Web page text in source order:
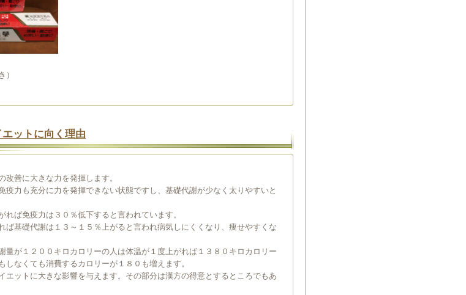
）
ットに向く理由
改善に大きな力を発揮します。
疫力も充分に力を発揮できない状態ですし、基礎代謝が少なく太りやすいと
れば免疫力は３０％低下すると言われています。
ば基礎代謝は１３～１５％上がると言われ病気しにくくなり、痩せやすくな
量が１２００キロカロリーの人は体温が１度上がれば１３８０キロカロリー
しなくても消費するカロリーが１８０も増えます。
エットに大きな影響を与えます。その部分は漢方の得意とするところでもあ